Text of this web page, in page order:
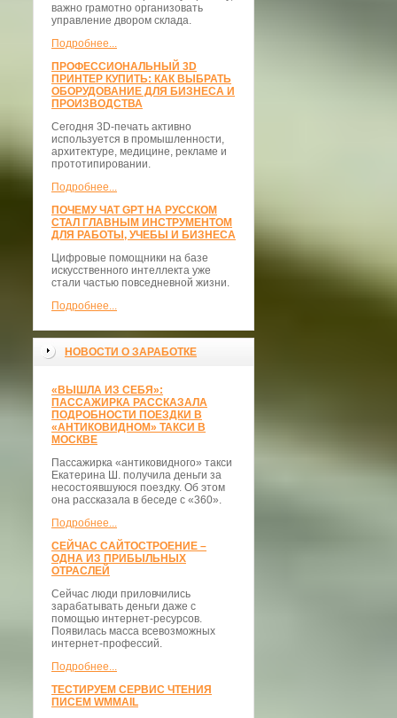
важно грамотно организовать
управление двором склада.
Подробнее...
ПРОФЕССИОНАЛЬНЫЙ 3D
ПРИНТЕР КУПИТЬ: КАК ВЫБРАТЬ
ОБОРУДОВАНИЕ ДЛЯ БИЗНЕСА И
ПРОИЗВОДСТВА
Сегодня 3D-печать активно
используется в промышленности,
архитектуре, медицине, рекламе и
прототипировании.
Подробнее...
ПОЧЕМУ ЧАТ GPT НА РУССКОМ
СТАЛ ГЛАВНЫМ ИНСТРУМЕНТОМ
ДЛЯ РАБОТЫ, УЧЕБЫ И БИЗНЕСА
Цифровые помощники на базе
искусственного интеллекта уже
стали частью повседневной жизни.
Подробнее...
НОВОСТИ О ЗАРАБОТКЕ
«ВЫШЛА ИЗ СЕБЯ»:
ПАССАЖИРКА РАССКАЗАЛА
ПОДРОБНОСТИ ПОЕЗДКИ В
«АНТИКОВИДНОМ» ТАКСИ В
МОСКВЕ
Пассажирка «антиковидного» такси
Екатерина Ш. получила деньги за
несостоявшуюся поездку. Об этом
она рассказала в беседе с «360».
Подробнее...
СЕЙЧАС САЙТОСТРОЕНИЕ –
ОДНА ИЗ ПРИБЫЛЬНЫХ
ОТРАСЛЕЙ
Сейчас люди приловчились
зарабатывать деньги даже с
помощью интернет-ресурсов.
Появилась масса всевозможных
интернет-профессий.
Подробнее...
ТЕСТИРУЕМ СЕРВИС ЧТЕНИЯ
ПИСЕМ WMMAIL